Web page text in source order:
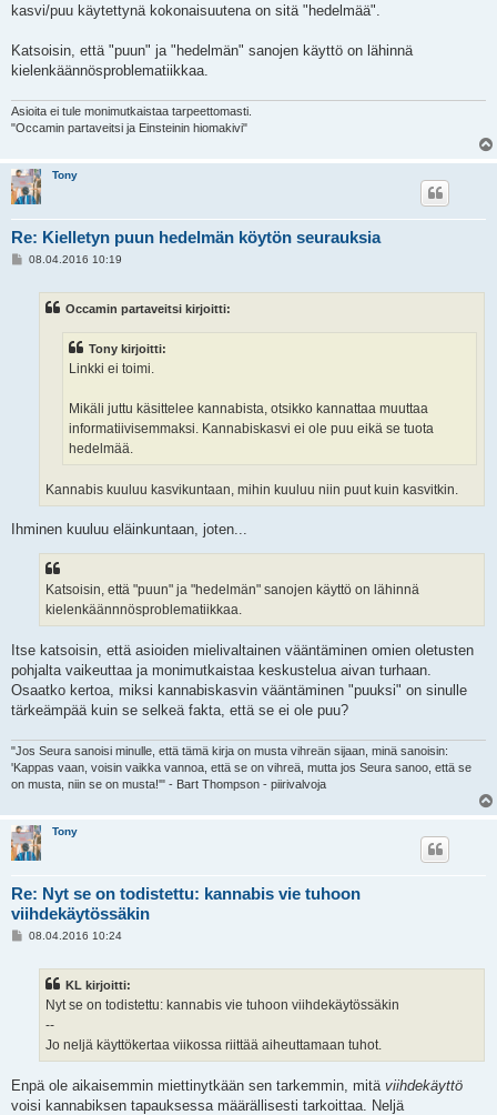
kasvi/puu käytettynä kokonaisuutena on sitä "hedelmää".
Katsoisin, että "puun" ja "hedelmän" sanojen käyttö on lähinnä
kielenkäännösproblematiikkaa.
Asioita ei tule monimutkaistaa tarpeettomasti.
"Occamin partaveitsi ja Einsteinin hiomakivi"
Tony
Re: Kielletyn puun hedelmän köytön seurauksia
V08.04.2016 10:19
Occamin partaveitsi kirjoitti:
Tony kirjoitti:
Linkki ei toimi.
Mikäli juttu käsittelee kannabista, otsikko kannattaa muuttaa
informatiivisemmaksi. Kannabiskasvi ei ole puu eikä se tuota
hedelmää.
Kannabis kuuluu kasvikuntaan, mihin kuuluu niin puut kuin kasvitkin.
Ihminen kuuluu eläinkuntaan, joten...
Katsoisin, että "puun" ja "hedelmän" sanojen käyttö on lähinnä
kielenkäännnösproblematiikkaa.
Itse katsoisin, että asioiden mielivaltainen vääntäminen omien oletusten
pohjalta vaikeuttaa ja monimutkaistaa keskustelua aivan turhaan.
Osaatko kertoa, miksi kannabiskasvin vääntäminen "puuksi" on sinulle
tärkeämpää kuin se selkeä fakta, että se ei ole puu?
"Jos Seura sanoisi minulle, että tämä kirja on musta vihreän sijaan, minä sanoisin:
'Kappas vaan, voisin vaikka vannoa, että se on vihreä, mutta jos Seura sanoo, että se
on musta, niin se on musta!'" - Bart Thompson - piirivalvoja
Tony
Re: Nyt se on todistettu: kannabis vie tuhoon
viihdekäytössäkin
V08.04.2016 10:24
KL kirjoitti:
Nyt se on todistettu: kannabis vie tuhoon viihdekäytössäkin
--
Jo neljä käyttökertaa viikossa riittää aiheuttamaan tuhot.
Enpä ole aikaisemmin miettinytkään sen tarkemmin, mitä viihdekäyttö
voisi kannabiksen tapauksessa määrällisesti tarkoittaa. Neljä